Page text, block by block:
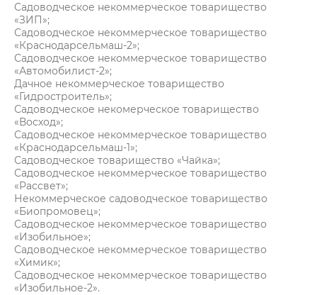
Садоводческое некоммерческое товарищество
«ЗИП»;
Садоводческое некоммерческое товарищество
«Краснодарсельмаш-2»;
Садоводческое некоммерческое товарищество
«Автомобилист-2»;
Дачное некоммерческое товарищество
«Гидростроитель»;
Садоводческое некомерческое товарищество
«Восход»;
Садоводческое некоммерческое товарищество
«Краснодарсельмаш-1»;
Садоводческое товарищество «Чайка»;
Садоводческое некоммерческое товарищество
«Рассвет»;
Некоммерческое садоводческое товарищество
«Биопромовец»;
Садоводческое некоммерческое товарищество
«Изобильное»;
Садоводческое некоммерческое товарищество
«Химик»;
Садоводческое некоммерческое товарищество
«Изобильное-2».